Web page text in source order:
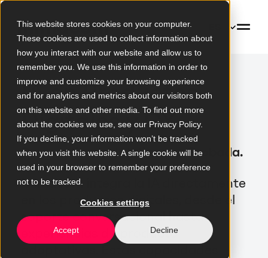
This website stores cookies on your computer.
These cookies are used to collect information about
how you interact with our website and allow us to
remember you. We use this information in order to
improve and customize your browsing experience
and for analytics and metrics about our visitors both
on this website and other media. To find out more
about the cookies we use, see our Privacy Policy.
If you decline, your information won’t be tracked
when you visit this website. A single cookie will be
used in your browser to remember your preference
not to be tracked.
Cookies settings
Accept Decline
IA en Productos
Digitales y CX
Personalizada. Inteligente. Probada.
Mimacom integra la IA directamente
en los productos digitales, desde el
soporte conversacional hasta
experiencias de producto